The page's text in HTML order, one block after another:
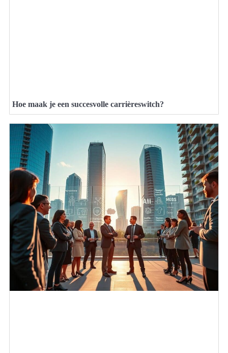
Hoe maak je een succesvolle carrièreswitch?